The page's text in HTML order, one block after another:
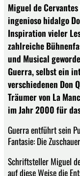
Miguel de
ingenioso hidalgo
Inspiration vieler
zahlreiche
und Musical
Guerra, selbst ein
verschiedenen Don
Träumer von La
im Jahr 2000 für
Guerra entführt sein
Fantasie: Die
Schriftsteller Miguel
auf diese Weise die